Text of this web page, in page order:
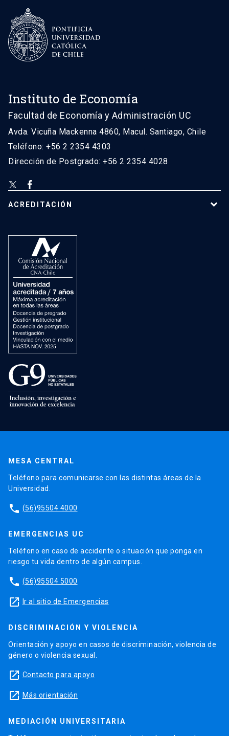
Instituto de Economía
Facultad de Economía y Administración UC
Avda. Vicuña Mackenna 4860, Macul. Santiago, Chile
Teléfono: +56 2 2354 4303
Dirección de Postgrado: +56 2 2354 4028
ACREDITACIÓN
MESA CENTRAL
Teléfono para comunicarse con las distintas áreas de la
Universidad.
phone (56)95504 4000
EMERGENCIAS UC
Teléfono en caso de accidente o situación que ponga en
riesgo tu vida dentro de algún campus.
phone (56)95504 5000
launch Ir al sitio de Emergencias
DISCRIMINACIÓN Y VIOLENCIA
Orientación y apoyo en casos de discriminación, violencia de
género o violencia sexual.
launch Contacto para apoyo
launch Más orientación
MEDIACIÓN UNIVERSITARIA